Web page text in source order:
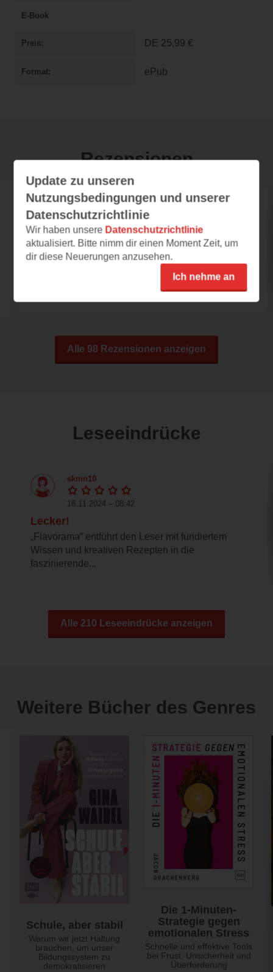
E-Book
Preis DE 25,99 €
Format ePub
Rezensionen
chrystally
22.02.2025 – 21:13
Ich habe angebissen!
Flavorama hat ein schlichtes, aber mit seinem
Sonnengelb strahlendes und fröhliches
Alle 98 Rezensionen anzeigen
Leseeindrücke
skmn10
18.11.2024 – 08:42
Lecker!
„Flavorama“ entführt den Leser mit fundiertem
Wissen und kreativen Rezepten in die
faszinierende...
Alle 210 Leseeindrücke anzeigen
Weitere Bücher des Genres
Schule, aber stabil
Warum wir jetzt Haltung
brauchen, um unser
Bildungssystem zu
demokratisieren
Die 1-Minuten-
Strategie gegen
emotionalen Stress
Schnelle und effektive Tools
bei Frust, Unsicherheit und
Überforderung
Update zu unseren
Nutzungsbedingungen und unserer
Datenschutzrichtlinie
Wir haben unsere Datenschutzrichtlinie
aktualisiert. Bitte nimm dir einen Moment Zeit, um
dir diese Neuerungen anzusehen.
Ich nehme an